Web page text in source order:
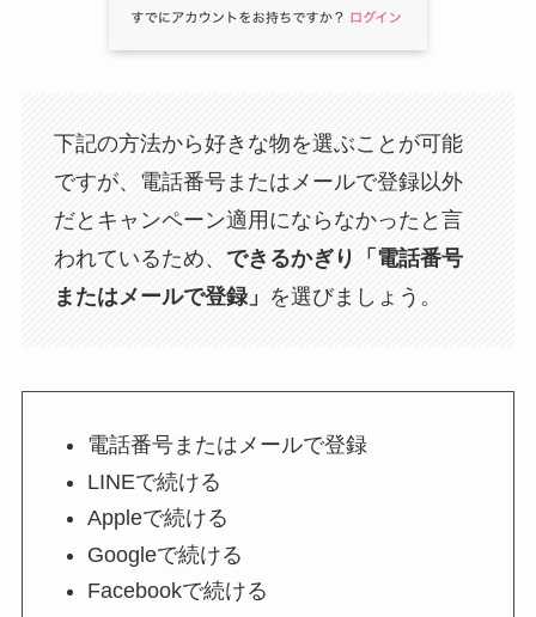
下記の方法から好きな物を選ぶことが可能
ですが、電話番号またはメールで登録以外
だとキャンペーン適用にならなかったと言
われているため、 できるかぎり「電話番号
またはメールで登録」 を選びましょう。
電話番号またはメールで登録
LINEで続ける
Appleで続ける
Googleで続ける
Facebookで続ける